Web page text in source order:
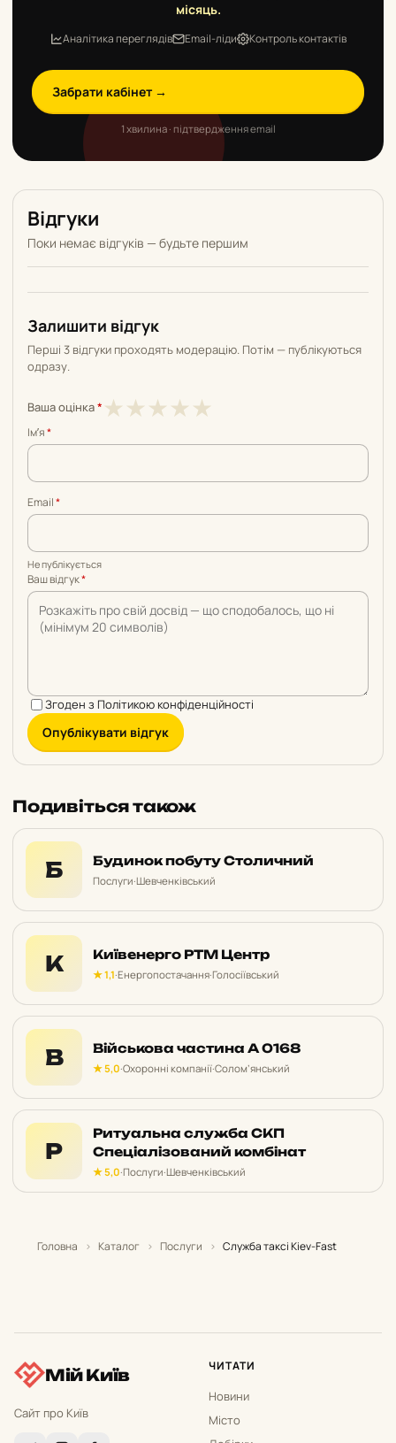
місяць.
Аналітика переглядів Email-ліди Контроль контактів
Забрати кабінет →
1 хвилина · підтвердження email
Відгуки
Поки немає відгуків — будьте першим
Залишити відгук
Перші 3 відгуки проходять модерацію. Потім — публікуються
одразу.
Ваша оцінка* ★
5
★4
5
★3
5
★2
5
★1
5
Імʼя*
Email*
Не публікується
Ваш відгук*
Згоден з Політикою конфіденційності
Опублікувати відгук
Подивіться також
Б Будинок побуту Столичний
Послуги·Шевченківський
К Київенерго РТМ Центр
★ 1,1·Енергопостачання·Голосіївський
В Військова частина А 0168
★ 5,0·Охоронні компанії·Солом’янський
Р
Ритуальна служба СКП
Спеціалізований комбінат
★ 5,0·Послуги·Шевченківський
Головна › Каталог › Послуги › Служба таксі Kiev-Fast
Мій Київ
Сайт про Київ
ЧИТАТИ
Новини
Місто